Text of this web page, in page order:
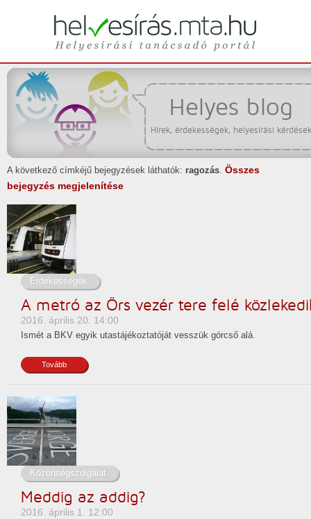
helyesírás
Helyesírási tanácsadó portál
Helyes blog
Hírek, érdekességek, helyesírási kérdések
A következő címkéjű bejegyzések láthatók: ragozás. Összes
bejegyzés megjelenítése
Érdekességek
A metró az Örs vezér tere felé
2016. április 20. 14:00
Ismét a BKV egyik utastájékoztatóját vesszük górcső alá.
Tovább
Közönségszolgálat
Meddig az addig?
2016. április 1. 12:00